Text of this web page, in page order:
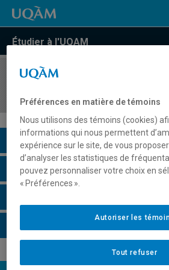
Étudier à l'UQAM
COURS//
Description du cours
Horaire - Été 2026
Préférences en matière de témoins
Nous utilisons des témoins (cookies)
informations qui nous permettent
expérience sur le site, de vous
d’analyser les statistiques de
pouvez personnaliser votre choix en
« Préférences ».
Tout refuser
Autoriser les